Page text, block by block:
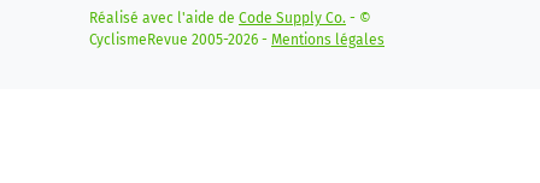
Réalisé avec l'aide de Code Supply Co. - ©
CyclismeRevue 2005-2026 - Mentions légales